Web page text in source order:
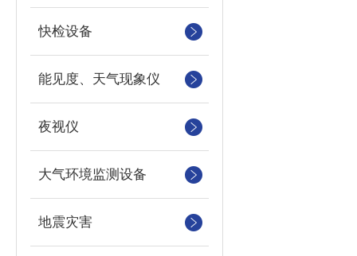
快检设备
能见度、天气现象仪
夜视仪
大气环境监测设备
地震灾害